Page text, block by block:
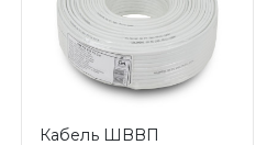
Кабель ШВВП